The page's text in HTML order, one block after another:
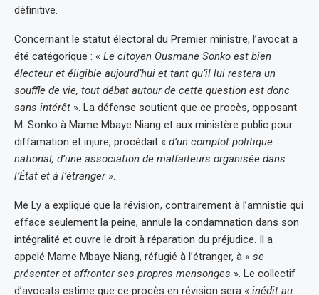
définitive.
Concernant le statut électoral du Premier ministre, l’avocat a
été catégorique : « Le citoyen Ousmane Sonko est bien
électeur et éligible aujourd’hui et tant qu’il lui restera un
souffle de vie, tout débat autour de cette question est donc
sans intérêt ». La défense soutient que ce procès, opposant
M. Sonko à Mame Mbaye Niang et aux ministère public pour
diffamation et injure, procédait « d’un complot politique
national, d’une association de malfaiteurs organisée dans
l’État et à l’étranger».
Me Ly a expliqué que la révision, contrairement à l’amnistie qui
efface seulement la peine, annule la condamnation dans son
intégralité et ouvre le droit à réparation du préjudice. Il a
appelé Mame Mbaye Niang, réfugié à l’étranger, à « se
présenter et affronter ses propres mensonges ». Le collectif
d’avocats estime que ce procès en révision sera « inédit au